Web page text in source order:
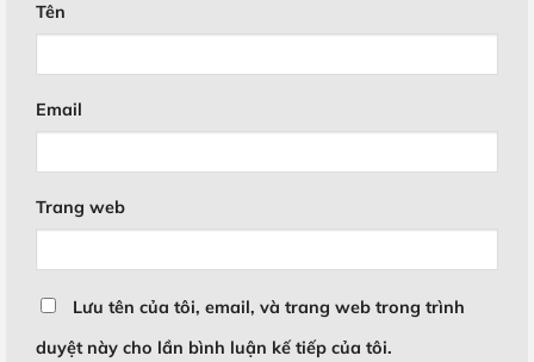
Tên
Email
Trang web
Lưu tên của tôi, email, và trang web trong trình
duyệt này cho lần bình luận kế tiếp của tôi.